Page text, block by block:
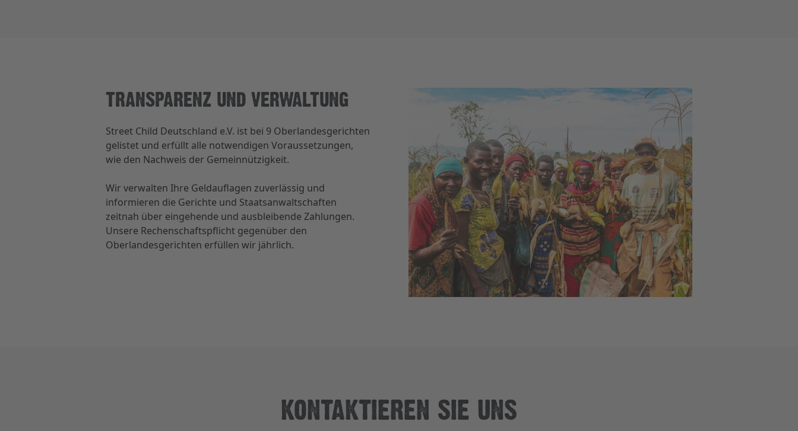
TRANSPARENZ UND VERWALTUNG
Street Child Deutschland e.V. ist bei 9 Oberlandesgerichten
gelistet und erfüllt alle notwendigen Voraussetzungen,
wie den Nachweis der Gemeinnützigkeit.
Wir verwalten Ihre Geldauflagen zuverlässig und
informieren die Gerichte und Staatsanwaltschaften
zeitnah über eingehende und ausbleibende Zahlungen.
Unsere Rechenschaftspflicht gegenüber den
Oberlandesgerichten erfüllen wir jährlich.
KONTAKTIEREN SIE UNS